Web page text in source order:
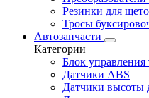
Резинки для
Тросы
Автозапчасти
Категории
Блок
Датчики ABS
Датчики высоты